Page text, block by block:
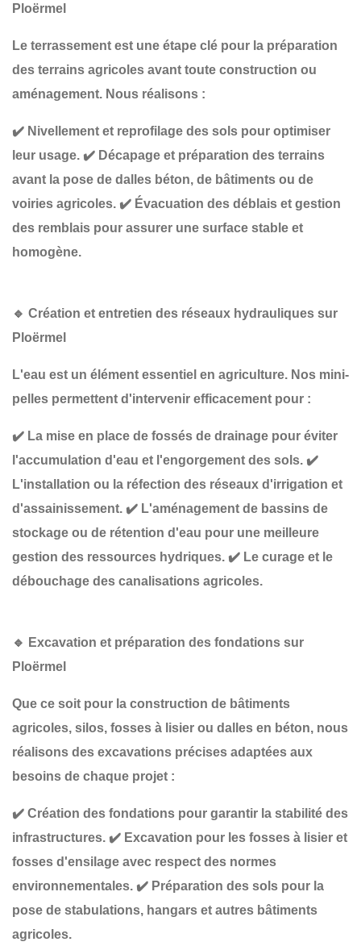
Ploërmel
Le terrassement est une étape clé pour la préparation
des terrains agricoles avant toute construction ou
aménagement. Nous réalisons :
✔️ Nivellement et reprofilage des sols pour optimiser
leur usage. ✔️ Décapage et préparation des terrains
avant la pose de dalles béton, de bâtiments ou de
voiries agricoles. ✔️ Évacuation des déblais et gestion
des remblais pour assurer une surface stable et
homogène.
🔹 Création et entretien des réseaux hydrauliques sur
Ploërmel
L'eau est un élément essentiel en agriculture. Nos mini-
pelles permettent d'intervenir efficacement pour :
✔️ La mise en place de fossés de drainage pour éviter
l'accumulation d'eau et l'engorgement des sols. ✔️
L'installation ou la réfection des réseaux d'irrigation et
d'assainissement. ✔️ L'aménagement de bassins de
stockage ou de rétention d'eau pour une meilleure
gestion des ressources hydriques. ✔️ Le curage et le
débouchage des canalisations agricoles.
🔹 Excavation et préparation des fondations sur
Ploërmel
Que ce soit pour la construction de bâtiments
agricoles, silos, fosses à lisier ou dalles en béton, nous
réalisons des excavations précises adaptées aux
besoins de chaque projet :
✔️ Création des fondations pour garantir la stabilité des
infrastructures. ✔️ Excavation pour les fosses à lisier et
fosses d'ensilage avec respect des normes
environnementales. ✔️ Préparation des sols pour la
pose de stabulations, hangars et autres bâtiments
agricoles.